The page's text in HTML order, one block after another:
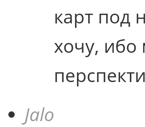
карт под
хочу, ибо
Jalo